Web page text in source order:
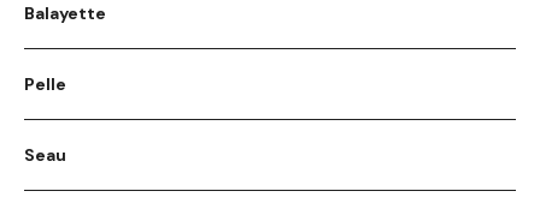
Balayette
Pelle
Seau